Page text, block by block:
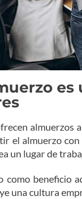
almuerzos
el almuerzo
un lugar de
como beneficio
una cultura